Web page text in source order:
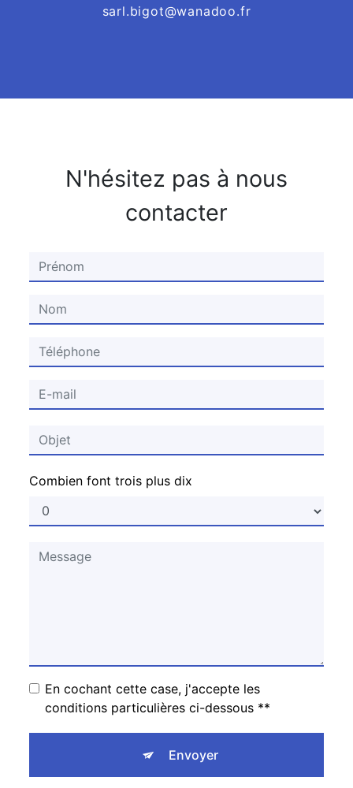
sarl.bigot@wanadoo.fr
N'hésitez pas à nous
contacter
Combien font trois plus dix
En cochant cette case, j'accepte les
conditions particulières ci-dessous **
Envoyer